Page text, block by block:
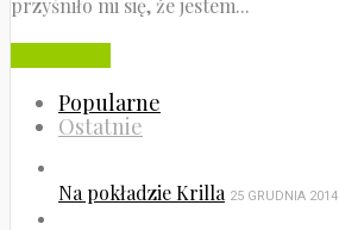
przyśniło mi się, że jestem...
Popularne
Ostatnie
Na pokładzie Krilla 25 GRUDNIA 2014